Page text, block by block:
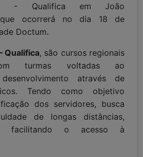
- Qualifica em João
que ocorrerá no dia 18 de
Doctum.
Qualifica, são cursos regionais
turmas voltadas ao
através de
Tendo como objetivo
dos servidores, busca
de longas distâncias,
facilitando o acesso à